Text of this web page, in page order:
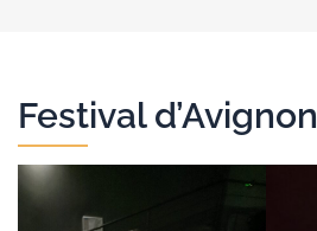
Festival d’Avignon